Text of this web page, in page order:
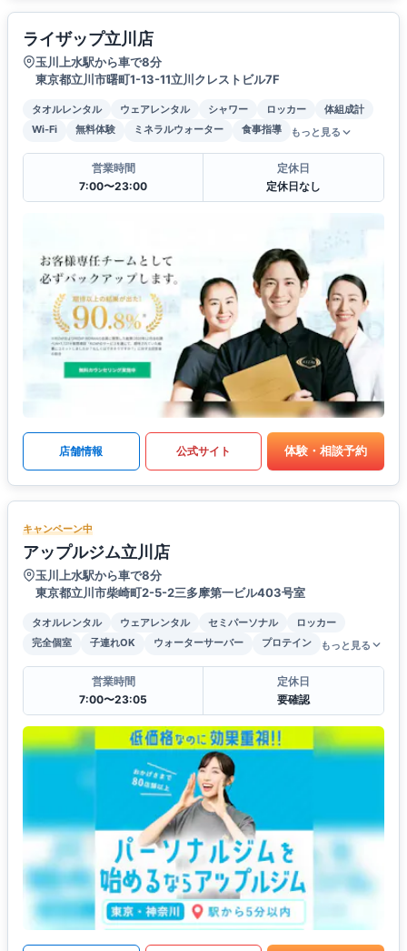
ライザップ立川店
玉川上水駅から車で8分
東京都立川市曙町1-13-11立川クレストビル7F
タオルレンタル ウェアレンタル シャワー ロッカー
体組成計
Wi-Fi
無料体験 ミネラルウォーター 食事指導 もっと見る
営業時間
7:00〜23:00
定休日
定休日なし
店舗情報 公式サイト 体験・相談予約
キャンペーン中
アップルジム立川店
玉川上水駅から車で8分
東京都立川市柴崎町2-5-2三多摩第一ビル403号室
タオルレンタル ウェアレンタル セミパーソナル
ロッカー
完全個室
子連れOK ウォーターサーバー プロテイン もっと見る
営業時間
7:00〜23:05
定休日
要確認